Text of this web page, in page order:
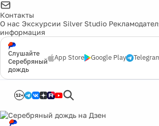
Контакты
О нас Экскурсии Silver Studio
информация
Слушайте
Серебряный
дождь
App Store Google Play
12+